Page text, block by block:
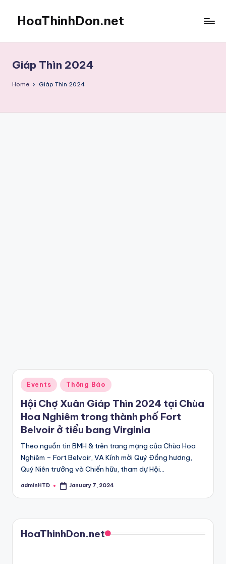
content
HoaThinhDon.net
in
Washington
D.C.
Giáp Thìn 2024
Home Giáp Thìn 2024
Posted
in
Events Thông Báo
Hội Chợ Xuân Giáp Thìn 2024 tại Chùa
Hoa Nghiêm trong thành phố Fort
Belvoir ở tiểu bang Virginia
Theo nguồn tin BMH & trên trang mạng của Chùa Hoa
Nghiêm – Fort Belvoir, VA Kính mời Quý Đồng hương,
Quý Niên trưởng và Chiến hữu, tham dự Hội…
Posted
adminHTD January 7, 2024
HoaThinhDon.net